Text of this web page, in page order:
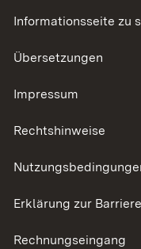
Informationsseite zu
Übersetzungen
Impressum
Rechtshinweise
Erklärung zur
Rechnungseingang